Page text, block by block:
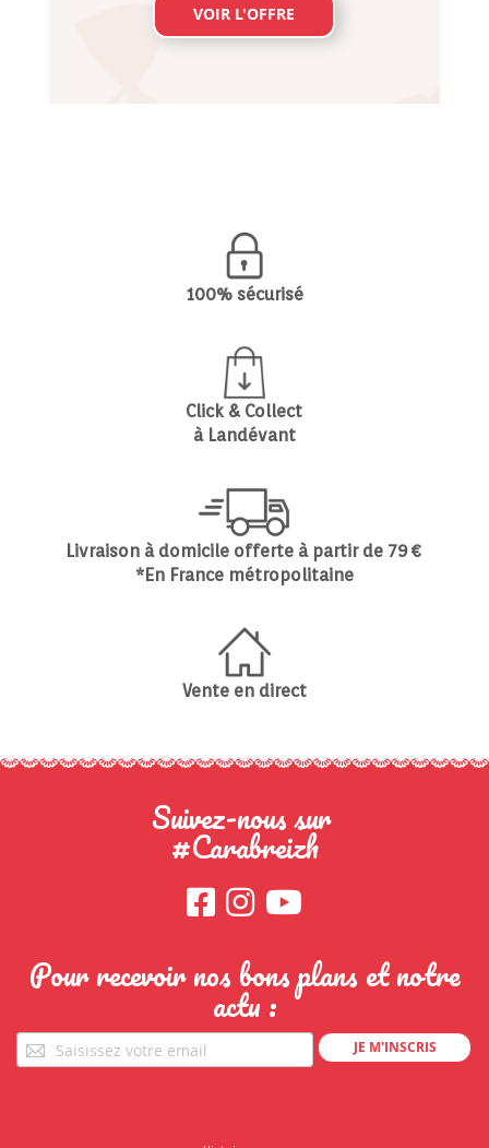
VOIR L'OFFRE
100% sécurisé
Click & Collect
à Landévant
Livraison à domicile offerte à partir de 79 €
*En France métropolitaine
Vente en direct
Suivez-nous sur
#Carabreizh
Pour recevoir nos bons plans et notre
actu :
Pour
recevoir
JE M'INSCRIS